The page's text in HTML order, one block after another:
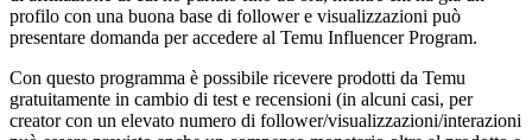
profilo con una buona base di follower e visualizzazioni può
presentare domanda per accedere al Temu Influencer Program.
Con questo programma è possibile ricevere prodotti da Temu
gratuitamente in cambio di test e recensioni (in alcuni casi, per
creator con un elevato numero di follower/visualizzazioni/interazioni